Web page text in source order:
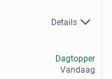
Details
Dagtopper
Vandaag